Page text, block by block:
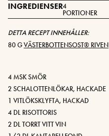
INGREDIENSER4
PORTIONER
DETTA RECEPT INNEHÅLLER:
80 GVÄSTERBOTTENSOST® RIVEN
4 MSK SMÖR
2 SCHALOTTENLÖKAR, HACKADE
1 VITLÖKSKLYFTA, HACKAD
4 DL RISOTTORIS
2 DL TORRT VITT VIN